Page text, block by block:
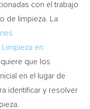
con el trabajo
de limpieza. La
en
que los
en el lugar de
identificar y resolver